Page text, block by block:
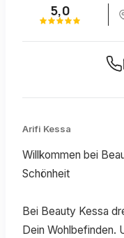
5,0
Arifi Kessa
Willkommen bei
Schönheit
Bei Beauty Kessa
Dein Wohlbefinden.